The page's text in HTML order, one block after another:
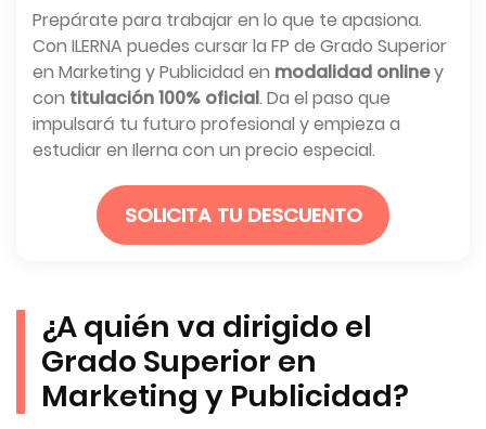
Prepárate para trabajar en lo que te apasiona.
Con ILERNA puedes cursar la FP de Grado Superior
en Marketing y Publicidad en modalidad onliney
con titulación 100% oficial. Da el paso que
impulsará tu futuro profesional y empieza a
estudiar en Ilerna con un precio especial.
SOLICITA TU DESCUENTO
¿A quién va dirigido el
Grado Superior en
Marketing y Publicidad?